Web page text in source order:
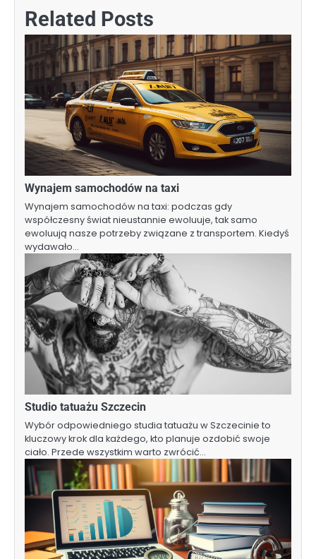
Related Posts
Wynajem samochodów na taxi
Wynajem samochodów na taxi: podczas gdy
współczesny świat nieustannie ewoluuje, tak samo
ewoluują nasze potrzeby związane z transportem. Kiedyś
wydawało…
Studio tatuażu Szczecin
Wybór odpowiedniego studia tatuażu w Szczecinie to
kluczowy krok dla każdego, kto planuje ozdobić swoje
ciało. Przede wszystkim warto zwrócić…